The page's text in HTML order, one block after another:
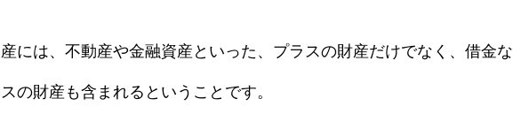
には、不動産や金融資産といった、プラスの財産だけでなく、借金な
の財産も含まれるということです。